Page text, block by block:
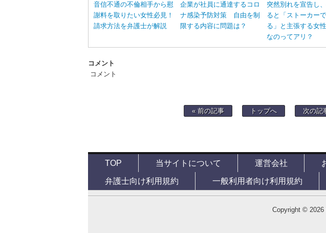
音信不通の不倫相手から慰
謝料を取りたい女性必見！
請求方法を弁護士が解説
企業が社員に通達するコロ
ナ感染予防対策 自由を制
限する内容に問題は？
突然別れを宣告し
ると「ストーカー
る」と主張する女
なのってアリ？
コメント
コメント
« 前の記事 トップへ 次の記
TOP 当サイトについて 運営会社
弁護士向け利用規約
一般利用者向け利用規約
Copyright © 2026